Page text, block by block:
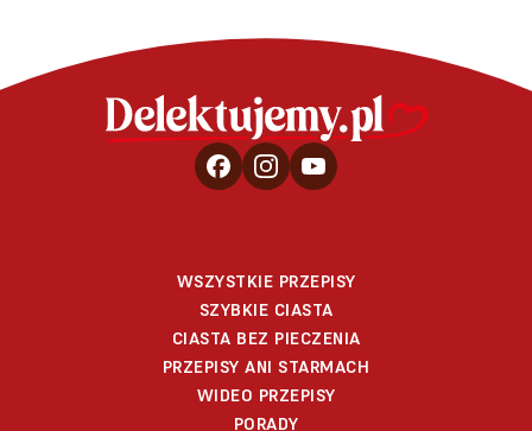
WSZYSTKIE PRZEPISY
SZYBKIE CIASTA
CIASTA BEZ PIECZENIA
PRZEPISY ANI STARMACH
WIDEO PRZEPISY
PORADY